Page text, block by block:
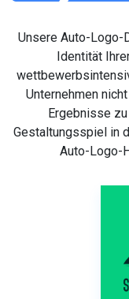
Unsere Auto-Logo-
Identität
Unternehmen
Ergebnisse
Gestaltungsspiel in
Auto-Logo-